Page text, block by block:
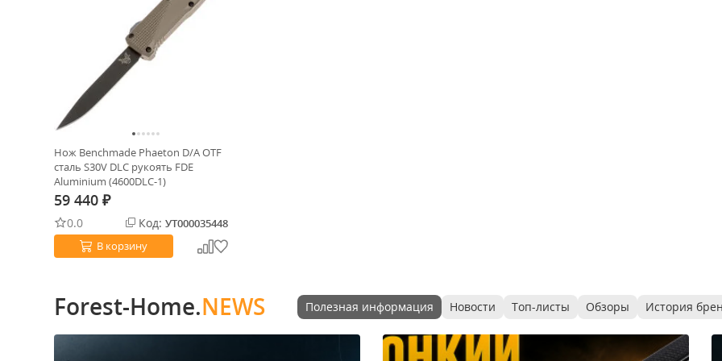
Нож Benchmade Phaeton D/A OTF
сталь S30V DLC рукоять FDE
Aluminium (4600DLC-1)
59 440 ₽
0.0 Код: УТ000035448
В корзину
Forest-Home.NEWS Полезная информация Новости Топ-листы Обзоры История